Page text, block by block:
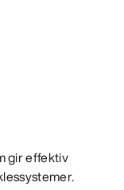
gir effektiv